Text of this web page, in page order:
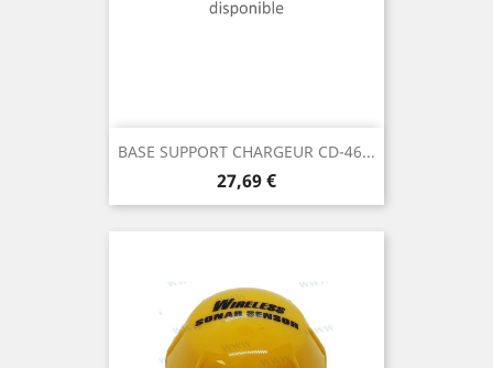
BASE SUPPORT CHARGEUR CD-46...
Prix
27,69 €